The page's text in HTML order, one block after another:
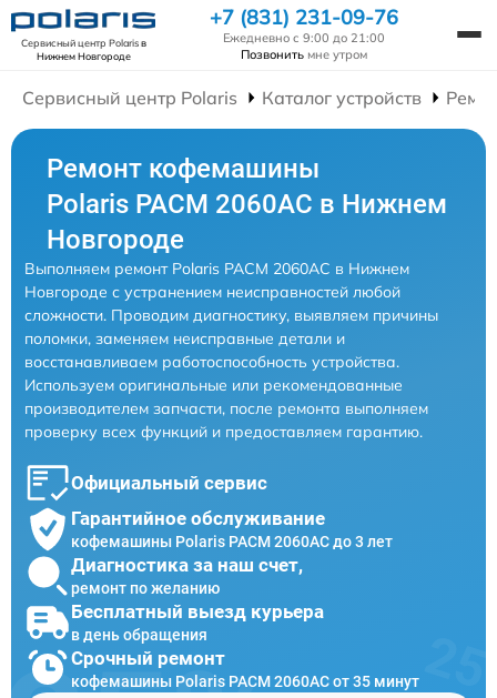
Сервисный центр Polarisв
Нижнем Новгороде
+7 (831) 231-09-76
Ежедневно с 9:00 до 21:00
Позвонить мне утром
Сервисный центр Polaris Каталог устройств
Ремонт кофемашины
Polaris PACM 2060AC в Нижнем
Новгороде
Выполняем ремонт Polaris PACM 2060AC в Нижнем
Новгороде с устранением неисправностей любой
сложности. Проводим диагностику, выявляем причины
поломки, заменяем неисправные детали и
восстанавливаем работоспособность устройства.
Используем оригинальные или рекомендованные
производителем запчасти, после ремонта выполняем
проверку всех функций и предоставляем гарантию.
Официальный сервис
Гарантийное обслуживание
кофемашины Polaris PACM 2060AC до 3 лет
Диагностика за наш счет,
ремонт по желанию
Бесплатный выезд курьера
в день обращения
Срочный ремонт
кофемашины Polaris PACM 2060AC от 35 минут